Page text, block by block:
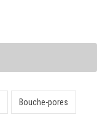
Bouche-pores